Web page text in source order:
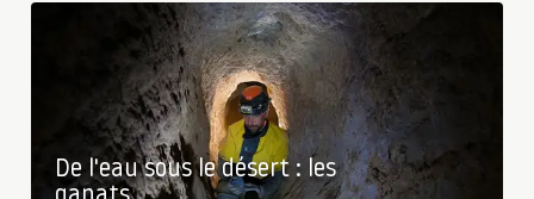
De l'eau sous le désert : les